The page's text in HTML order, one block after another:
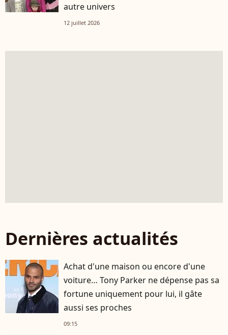
autre univers
12 juillet 2026
Dernières actualités
Achat d'une maison ou encore d'une
voiture… Tony Parker ne dépense pas sa
fortune uniquement pour lui, il gâte
aussi ses proches
09:15